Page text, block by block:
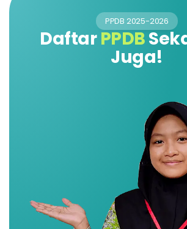
PPDB 2025-2026
DaftarPPDB
Juga!